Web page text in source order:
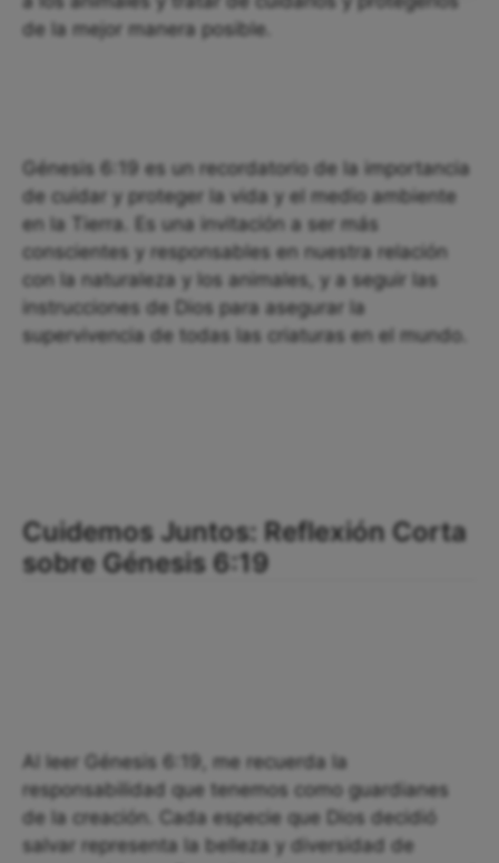
de la mejor manera posible.
Génesis 6:19 es un recordatorio de la importancia
de cuidar y proteger la vida y el medio ambiente
en la Tierra. Es una invitación a ser más
conscientes y responsables en nuestra relación
con la naturaleza y los animales, y a seguir las
instrucciones de Dios para asegurar la
supervivencia de todas las criaturas en el mundo.
Cuidemos Juntos: Reflexión Corta
sobre Génesis 6:19
Al leer Génesis 6:19, me recuerda la
responsabilidad que tenemos como guardianes
de la creación. Cada especie que Dios decidió
salvar representa la belleza y diversidad de